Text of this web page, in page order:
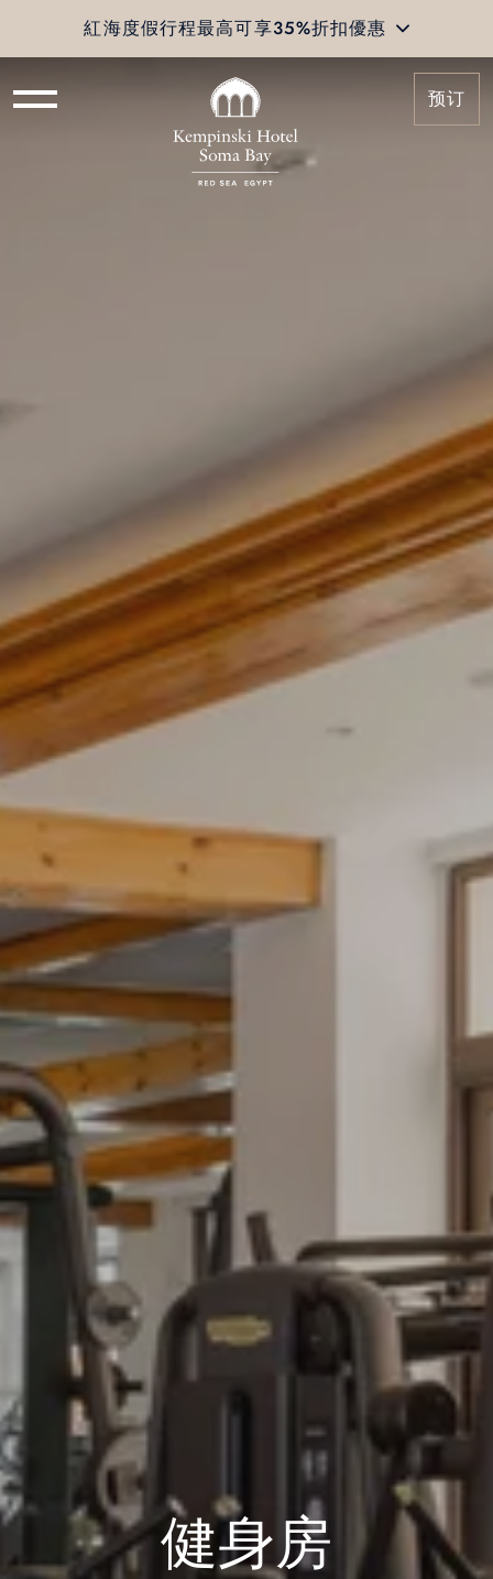
紅海度假行程最高可享35%折扣優惠
预订
健身房